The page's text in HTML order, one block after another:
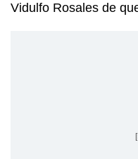
Vidulfo Rosales de